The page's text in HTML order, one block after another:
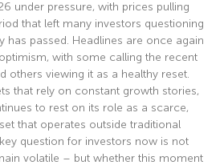
under pressure, with prices pulling
that left many investors questioning
has passed. Headlines are once again
with some calling the recent
others viewing it as a healthy reset.
that rely on constant growth stories,
to rest on its role as a scarce,
that operates outside traditional
question for investors now is not
volatile – but whether this moment